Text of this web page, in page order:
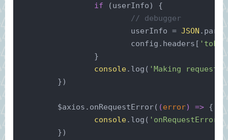
if (userInfo) {
// debugger
			userInfo =
JSON
			config.headers[
		}
console.log( 'Making request
	})
	$axios.onRequestError(
(error) => {
console.log( 'onRequestError'
	})